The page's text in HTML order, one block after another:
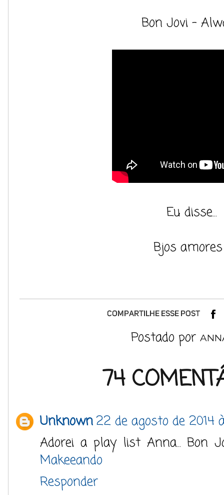
Bon Jovi -
Eu disse...
Bjos
Postado por
74
Unknown22 de agosto de 2014
Adorei a play list Anna... Bon
Makeeando
Responder